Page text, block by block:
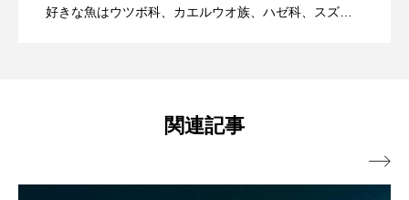
スクミリンゴガイ スズキ スッポン
ソトオリイワシ ソラスズメダイ
好きな魚はウツボ科、カエルウオ族、ハゼ科、スズメ
魚類相の変化とは？
関連記事
